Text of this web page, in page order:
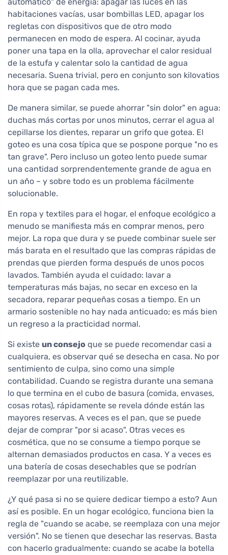
automático" de energía: apagar las luces en las
habitaciones vacías, usar bombillas LED, apagar los
regletas con dispositivos que de otro modo
permanecen en modo de espera. Al cocinar, ayuda
poner una tapa en la olla, aprovechar el calor residual
de la estufa y calentar solo la cantidad de agua
necesaria. Suena trivial, pero en conjunto son kilovatios
hora que se pagan cada mes.
De manera similar, se puede ahorrar "sin dolor" en agua:
duchas más cortas por unos minutos, cerrar el agua al
cepillarse los dientes, reparar un grifo que gotea. El
goteo es una cosa típica que se pospone porque "no es
tan grave". Pero incluso un goteo lento puede sumar
una cantidad sorprendentemente grande de agua en
un año – y sobre todo es un problema fácilmente
solucionable.
En ropa y textiles para el hogar, el enfoque ecológico a
menudo se manifiesta más en comprar menos, pero
mejor. La ropa que dura y se puede combinar suele ser
más barata en el resultado que las compras rápidas de
prendas que pierden forma después de unos pocos
lavados. También ayuda el cuidado: lavar a
temperaturas más bajas, no secar en exceso en la
secadora, reparar pequeñas cosas a tiempo. En un
armario sostenible no hay nada anticuado; es más bien
un regreso a la practicidad normal.
Si existe un consejo que se puede recomendar casi a
cualquiera, es observar qué se desecha en casa. No por
sentimiento de culpa, sino como una simple
contabilidad. Cuando se registra durante una semana
lo que termina en el cubo de basura (comida, envases,
cosas rotas), rápidamente se revela dónde están las
mayores reservas. A veces es el pan, que se puede
dejar de comprar "por si acaso". Otras veces es
cosmética, que no se consume a tiempo porque se
alternan demasiados productos en casa. Y a veces es
una batería de cosas desechables que se podrían
reemplazar por una reutilizable.
¿Y qué pasa si no se quiere dedicar tiempo a esto? Aun
así es posible. En un hogar ecológico, funciona bien la
regla de "cuando se acabe, se reemplaza con una mejor
versión". No se tienen que desechar las reservas. Basta
con hacerlo gradualmente: cuando se acabe la botella